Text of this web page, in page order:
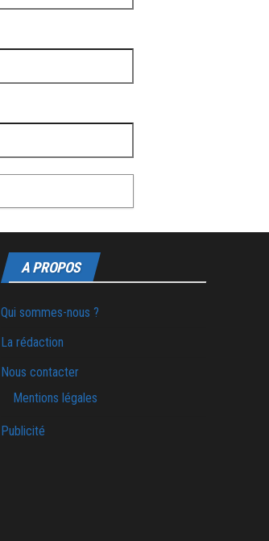
A PROPOS
Qui sommes-nous ?
La rédaction
Nous contacter
Mentions légales
Publicité